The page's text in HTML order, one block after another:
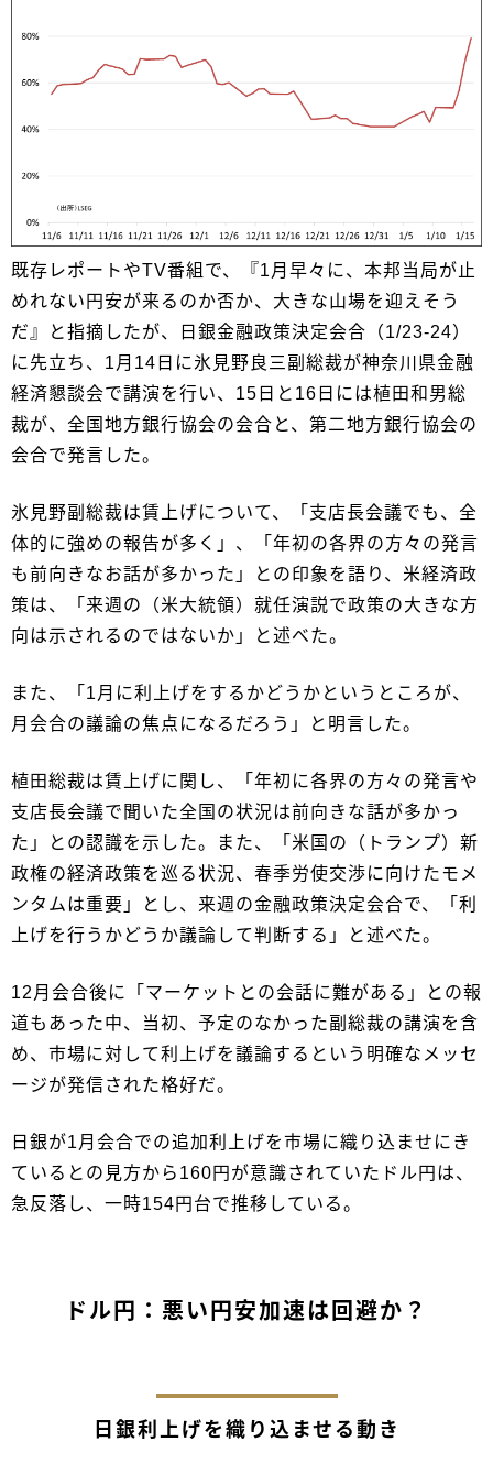
既存レポートやTV番組で、『1月早々に、本邦当局が止
めれない円安が来るのか否か、大きな山場を迎えそう
だ』と指摘したが、日銀金融政策決定会合（1/23-24）
に先立ち、1月14日に氷見野良三副総裁が神奈川県金融
経済懇談会で講演を行い、15日と16日には植田和男総
裁が、全国地方銀行協会の会合と、第二地方銀行協会の
会合で発言した。
氷見野副総裁は賃上げについて、「支店長会議でも、全
体的に強めの報告が多く」、「年初の各界の方々の発言
も前向きなお話が多かった」との印象を語り、米経済政
策は、「来週の（米大統領）就任演説で政策の大きな方
向は示されるのではないか」と述べた。
また、「1月に利上げをするかどうかというところが、
月会合の議論の焦点になるだろう」と明言した。
植田総裁は賃上げに関し、「年初に各界の方々の発言や
支店長会議で聞いた全国の状況は前向きな話が多かっ
た」との認識を示した。また、「米国の（トランプ）新
政権の経済政策を巡る状況、春季労使交渉に向けたモメ
ンタムは重要」とし、来週の金融政策決定会合で、「利
上げを行うかどうか議論して判断する」と述べた。
12月会合後に「マーケットとの会話に難がある」との報
道もあった中、当初、予定のなかった副総裁の講演を含
め、市場に対して利上げを議論するという明確なメッセ
ージが発信された格好だ。
日銀が1月会合での追加利上げを市場に織り込ませにき
ているとの見方から160円が意識されていたドル円は、
急反落し、一時154円台で推移している。
ドル円：悪い円安加速は回避か？
日銀利上げを織り込ませる動き